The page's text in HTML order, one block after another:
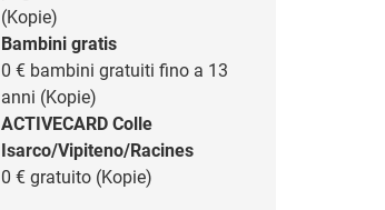
(Kopie)
Bambini gratis
0 € bambini gratuiti fino a 13
anni (Kopie)
ACTIVECARD Colle
Isarco/Vipiteno/Racines
0 € gratuito (Kopie)